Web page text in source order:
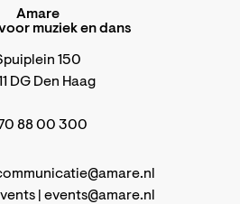
Amare
muziek en dans
150
DG Den Haag
88 00 300
| events@amare.nl